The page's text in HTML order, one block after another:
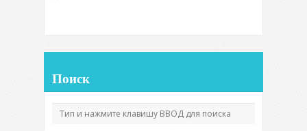
Поиск